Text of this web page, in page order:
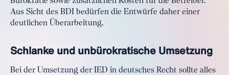
Aus Sicht des BDI bedürfen die Entwürfe daher einer
deutlichen Überarbeitung.
Schlanke und unbürokratische Umsetzung
Bei der Umsetzung der IED in deutsches Recht sollte alles